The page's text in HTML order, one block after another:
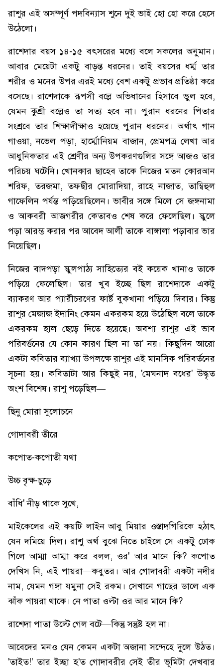
রাশুর এই অসম্পূর্ণ পদবিন্যাস শুনে দুই ভাই হো হো করে হেসে
উঠেলো।
রাশেদার বয়স ১৪-১৫ বৎসরের মধ্যে বলে সকলের অনুমান।
আবার মেয়েটা একটু বাড়ন্ত ধরনের। তাই বয়সের ধর্ম্ম তার
শরীর ও মনের উপর এরই মধ্যে বেশ একটু প্রভাব প্রতিষ্ঠা করে
বসেছে। রাশেদাকে রূপসী বল্লে অভিধানের হিসাবে ভুল হবে,
যেমন কুশ্রী বল্লেও তা সত্য হবে না। পুরান ধরনের পিতার
সংশ্রবে তার শিক্ষাদীক্ষাও হয়েছে পুরান ধরনের। অর্থাৎ গান
গাওয়া, নভেল পড়া, হার্ম্মোনিয়ম বাজান, প্রেমপত্র লেখা আর
আধুনিকতার এই শ্রেণীর অন্য উপকরণগুলির সঙ্গে আজও তার
পরিচয় ঘটেনি। খোনকার ছাহেব তাকে নিজের মতন কোরআন
শরিফ, তরজমা, তফছীর মোরাদিয়া, রাহে নাজাত, তাম্বিহুল
গাফেলিন পর্যন্ত পড়িয়েছিলেন। ভাবীর সঙ্গে মিলে সে জঙ্গনামা
ও আকবরী আজগরীর কেতাবও শেষ করে ফেলেছিল। স্কুলে
পড়া আরম্ভ করার পর আবেদ আলী তাকে বাঙ্গালা পড়াবার ভার
নিয়েছিল।
নিজের বাদপড়া স্কুলপাঠ্য সাহিত্যের বই কয়েক খানাও তাকে
পড়িয়ে ফেলেছিল। তার খুব ইচ্ছে ছিল রাশেদাকে একটু
ব্যাকরণ আর প্যারীচরণের ফার্ষ্ট বুকখানা পড়িয়ে দিবার। কিন্তু
রাশুর মেজাজ ইদানিং কেমন একরকম হয়ে উঠেছিল বলে তাকে
একরকম হাল ছেড়ে দিতে হয়েছে। অবশ্য রাশুর এই ভাব
পরিবর্ত্তনের যে কোন কারণ ছিল না তা' নয়। কিছুদিন আরো
একটা কবিতার ব্যাখ্যা উপলক্ষে রাশুর এই মানসিক পরিবর্তনের
সূচনা হয়। কবিতাটা আর কিছুই নয়, 'মেঘনাদ বধের' উদ্ধৃত
অংশ বিশেষ। রাশু পড়েছিল—
ছিনু মোরা সুলোচনে
গোদাবরী তীরে
কপোত-কপোতী যথা
উচ্চ বৃক্ষ-চুড়ে
বাঁধি' নীড় থাকে সুখে,
মাইকেলের এই কয়টি লাইন আবু মিয়ার ওস্তাদগিরিকে হঠাৎ
যেন দমিয়ে দিল। রাশু অর্থ বুঝে নিতে চাইলে সে একটু ঢোক
গিলে আম্মা আম্মা করে বলল, ওর' আর মানে কি? কপোত
দেখিস নি, এই পায়রা—কবুতর। আর গোদাবরী একটা নদীর
নাম, যেমন গঙ্গা যমুনা সেই রকম। সেখানে গাছের ডালে এক
ঝাঁক পায়রা থাকে। নে পাতা ওল্টা ওর আর মানে কি?
রাশেদা পাতা উল্টে গেল বটে—কিন্তু সন্তুষ্ট হল না।
আবেদের মনও যেন কেমন একটা অজানা সন্দেহে দুলে উঠত।
'তাইত!' তার ইচ্ছা হ'ত গোদাবরীর সেই তীর ভূমিটা দেখবার